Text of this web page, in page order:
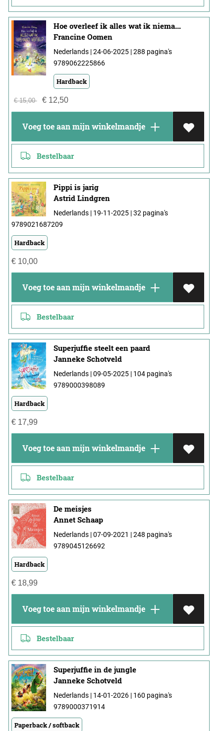
Hoe overleef ik alles wat ik niemand vertel?
Francine Oomen
Nederlands | 24-06-2025 | 288 pagina's
9789062225866
Hardback
€15,00 €12,50
Voeg toe aan mijn winkelmandje
Bestelbaar
Pippi is jarig
Astrid Lindgren
Nederlands | 19-11-2025 | 32 pagina's
9789021687209
Hardback
€10,00
Voeg toe aan mijn winkelmandje
Bestelbaar
Superjuffie steelt een paard
Janneke Schotveld
Nederlands | 09-05-2025 | 104 pagina's
9789000398089
Hardback
€17,99
Voeg toe aan mijn winkelmandje
Bestelbaar
De meisjes
Annet Schaap
Nederlands | 07-09-2021 | 248 pagina's
9789045126692
Hardback
€18,99
Voeg toe aan mijn winkelmandje
Bestelbaar
Superjuffie in de jungle
Janneke Schotveld
Nederlands | 14-01-2026 | 160 pagina's
9789000371914
Paperback / softback